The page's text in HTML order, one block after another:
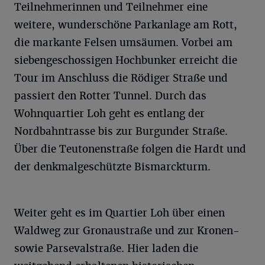
Teilnehmerinnen und Teilnehmer eine
weitere, wunderschöne Parkanlage am Rott,
die markante Felsen umsäumen. Vorbei am
siebengeschossigen Hochbunker erreicht die
Tour im Anschluss die Rödiger Straße und
passiert den Rotter Tunnel. Durch das
Wohnquartier Loh geht es entlang der
Nordbahntrasse bis zur Burgunder Straße.
Über die Teutonenstraße folgen die Hardt und
der denkmalgeschützte Bismarckturm.
Weiter geht es im Quartier Loh über einen
Waldweg zur Gronaustraße und zur Kronen-
sowie Parsevalstraße. Hier laden die